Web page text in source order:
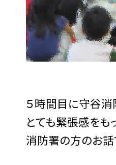
５時間目に守谷消
とても緊張感をも
消防署の方のお話